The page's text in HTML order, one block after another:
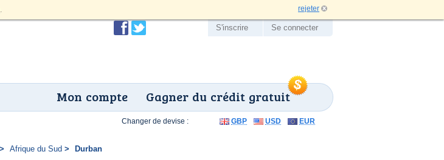
. rejeter
Gagner du crédit gratuit
Mon compte
S'inscrire Se connecter
Afrique du Sud Durban
Changer de devise : GBP USD EUR